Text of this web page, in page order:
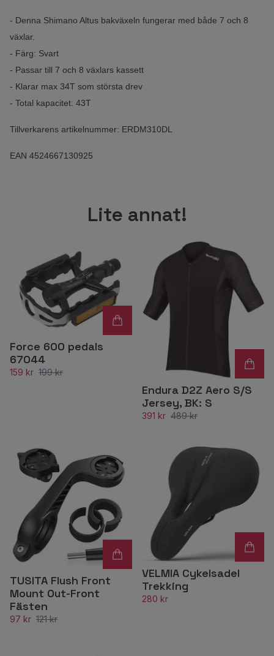
- Denna Shimano Altus bakväxeln fungerar med både 7 och 8
växlar.
- Färg: Svart
- Passar till 7 och 8 växlars kassett
- Klarar max 34T som största drev
- Total kapacitet: 43T
Tillverkarens artikelnummer: ERDM310DL
EAN 4524667130925
Lite annat!
Force 600 pedals
67044
159 kr 199 kr
Endura D2Z Aero S/S
Jersey, BK: S
391 kr 489 kr
TUSITA Flush Front
Mount Out-Front
Fästen
97 kr 121 kr
VELMIA Cykelsadel
Trekking
280 kr